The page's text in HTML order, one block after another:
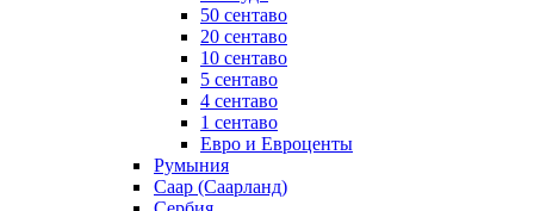
50 сентаво
20 сентаво
10 сентаво
5 сентаво
4 сентаво
1 сентаво
Евро и Евроценты
Румыния
Саар (Саарланд)